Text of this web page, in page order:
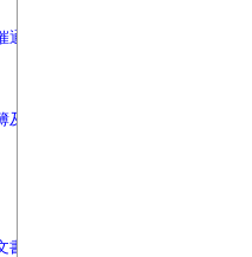
知書(0)
び関係書類
で資料とし